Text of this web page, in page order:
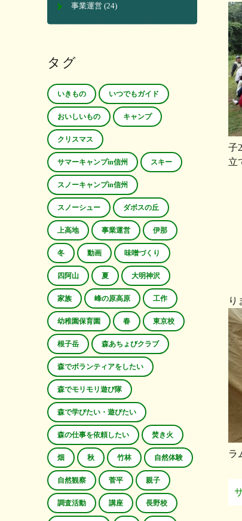
子
立
り
ラ
事業運営 (24)
タグ
いきもの いつでもガイド
おいしいもの キャンプ
クリスマス
サマーキャンプin信州 スキー
スノーキャンプin信州
スノーシュー ダボスの丘
上高地 事業運営 伊那
冬 動画 味噌づくり
四阿山 夏 大明神沢
家族 峰の原高原 工作
幼稚園保育園 春 東京校
根子岳 森あちょびクラブ
森でボランティアをしたい
森でモリモリ遊び隊
森で学びたい・遊びたい
森の仕事を依頼したい 焚き火
畑 秋 竹林 自然体験
自然観察 菅平 親子
調査活動 講座 長野校